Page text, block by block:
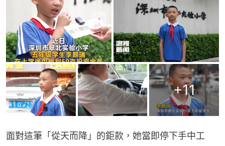
+11
面對這筆「從天而降」的鉅款，她當即停下手中工